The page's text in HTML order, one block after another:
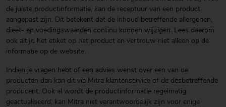
de juiste productinformatie, kan de receptuur van een product
aangepast zijn. Dit betekent dat de inhoud betreffende allergenen,
dieet- en voedingswaarden continu kunnen wijzigen. Lees daarom
ook altijd het etiket op het product en vertrouw niet alleen op de
informatie op de website.
Indien je vragen hebt of een advies wenst over een van de
producten dan kan dit via Mitra klantenservice of de desbetreffende
producent. Ook al wordt de productinformatie regelmatig
geactualiseerd, kan Mitra niet verantwoordelijk zijn voor enige